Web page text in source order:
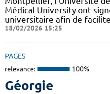
Médical University ont
universitaire afin de
18/02/2026 15:25
PAGES
relevance: 100%
Géorgie